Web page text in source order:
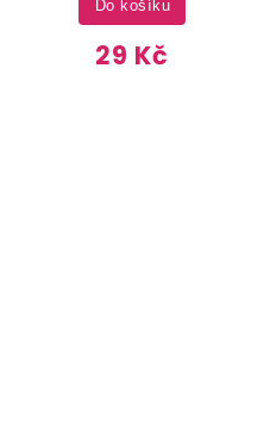
29 Kč
Do košíku